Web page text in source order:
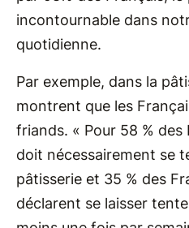
incontournable dans
quotidienne.
Par exemple, dans la
montrent que les
friands. « Pour 58 %
doit nécessairement se
pâtisserie et 35 % des
déclarent se laisser